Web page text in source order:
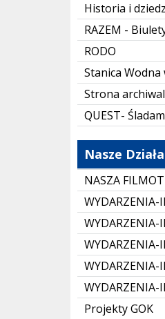
Historia i
RAZEM -
RODO
Stanica Wodna
Strona
QUEST-
Nasze
NASZA
WYDARZENIA-
WYDARZENIA-
WYDARZENIA-
WYDARZENIA-
WYDARZENIA-
Projekty GOK